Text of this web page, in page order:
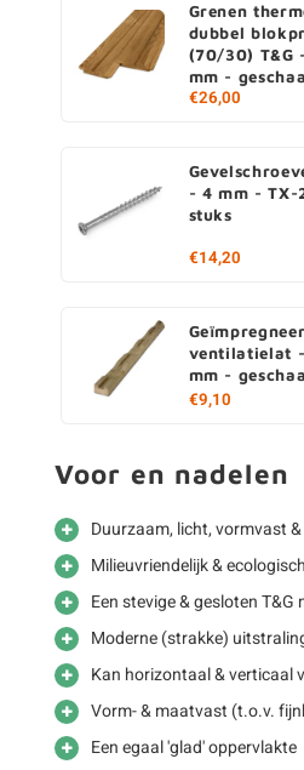
Grenen
dubbel
(70/30) T&G
mm -
€26,00
- 4 mm - TX-
stuks
€14,20
ventilatielat
mm -
€9,10
Voor en nadelen
Duurzaam, licht, vormvast
Milieuvriendelijk &
Een stevige & gesloten T&G
Moderne (strakke)
Kan horizontaal & verticaal
Vorm- & maatvast (t.o.v.
Een egaal 'glad' oppervlakte